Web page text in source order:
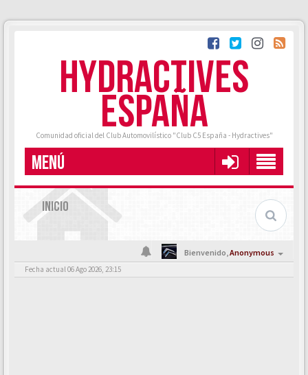
HYDRACTIVES
ESPAÑA
Comunidad oficial del Club Automovilístico "Club C5 España - Hydractives"
MENÚ
INICIO
Bienvenido,Anonymous
Fecha actual 06 Ago 2026, 23:15